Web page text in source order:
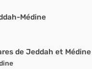
Médine
de Jeddah et Médine